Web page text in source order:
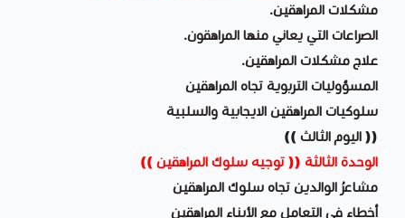
مشكلات المراهقين.
الصراعات التي يعاني منها المراهقون.
علاج مشكلات المراهقين.
المسؤوليات التربوية تجاه المراهقين
سلوكيات المراهقين الايجابية والسلبية
(( اليوم الثالث ))
الوحدة الثالثة (( توجيه سلوك المراهقين ))
مشاعرُ الوالدين تجاه سلوك المراهقين
أخطاء في التعامل مع الأبناء المراهقين